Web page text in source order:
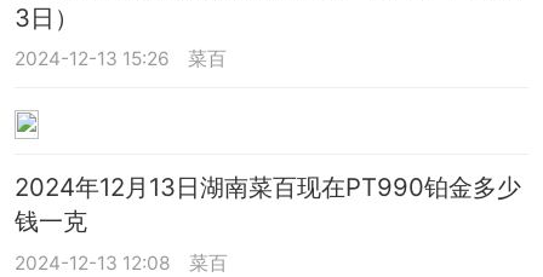
3日）
2024-12-13 15:26 菜百
2024年12月13日湖南菜百现在PT990铂金多少
钱一克
2024-12-13 12:08 菜百